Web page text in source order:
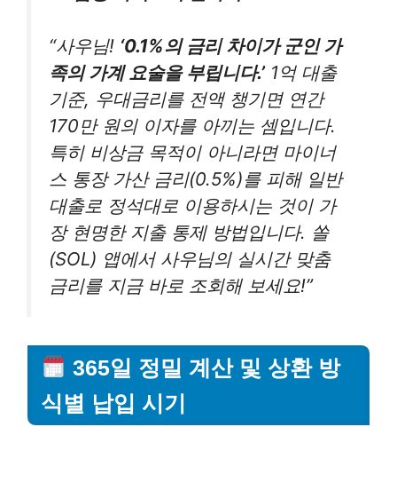
“사우님! ‘0.1%의 금리 차이가 군인 가
족의 가계 요술을 부립니다.’1억 대출
기준, 우대금리를 전액 챙기면 연간
170만 원의 이자를 아끼는 셈입니다.
특히 비상금 목적이 아니라면 마이너
스 통장 가산 금리(0.5%)를 피해 일반
대출로 정석대로 이용하시는 것이 가
장 현명한 지출 통제 방법입니다. 쏠
(SOL) 앱에서 사우님의 실시간 맞춤
금리를 지금 바로 조회해 보세요!”
365일 정밀 계산 및 상환 방
식별 납입 시기